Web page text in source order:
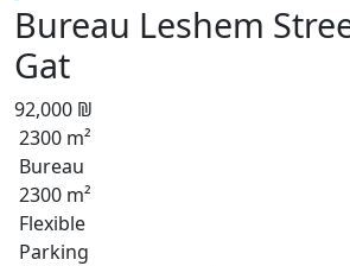
Bureau Leshem
Gat
92,000 ₪
2300 m²
Bureau
2300 m²
Flexible
Parking